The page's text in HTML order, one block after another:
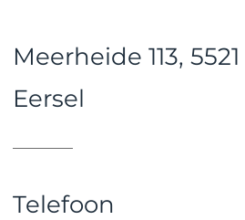
Meerheide 113,
Eersel
Telefoon